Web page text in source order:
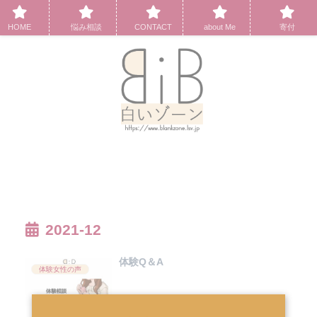
2021-12
体験女性の声
体験Q＆A
HOME 悩み相談 CONTACT about Me 寄付